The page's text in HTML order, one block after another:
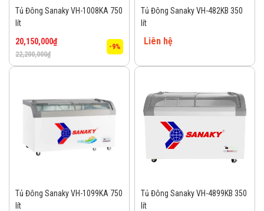
Tủ Đông Sanaky VH-1008KA 750
lít
22,200,000₫
20,150,000₫
-9%
Tủ Đông Sanaky VH-482KB 350
lít
Liên hệ
Tủ Đông Sanaky VH-1099KA 750
lít
Tủ Đông Sanaky VH-4899KB 350
lít